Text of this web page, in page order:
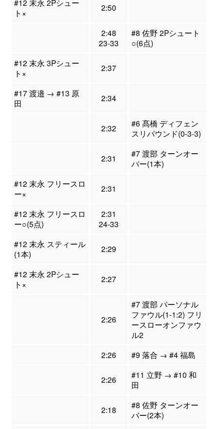
#12 末永 2Pシュー
ト×
2:50
2:48
23-33
#8 佐野 2Pシュート
○(6点)
#12 末永 3Pシュー
ト×
2:37
#17 渡邉 → #13 原
田
2:34
2:32
#6 髙橋 ディフェン
スリバウンド(0-3-3)
2:31
#7 渡部 ターンオー
バー(1本)
#12 末永 フリースロ
ー×
2:31
#12 末永 フリースロ
ー○(5点)
2:31
24-33
#12 末永 スティール
(1本)
2:29
#12 末永 2Pシュー
ト×
2:27
2:26
#7 渡部 パーソナル
ファウル(1-1:2) フリ
ースローオンファウ
ル2
2:26
#9 落合 → #4 福島
2:26
#11 立野 → #10 和
田
2:18
#8 佐野 ターンオー
バー(2本)